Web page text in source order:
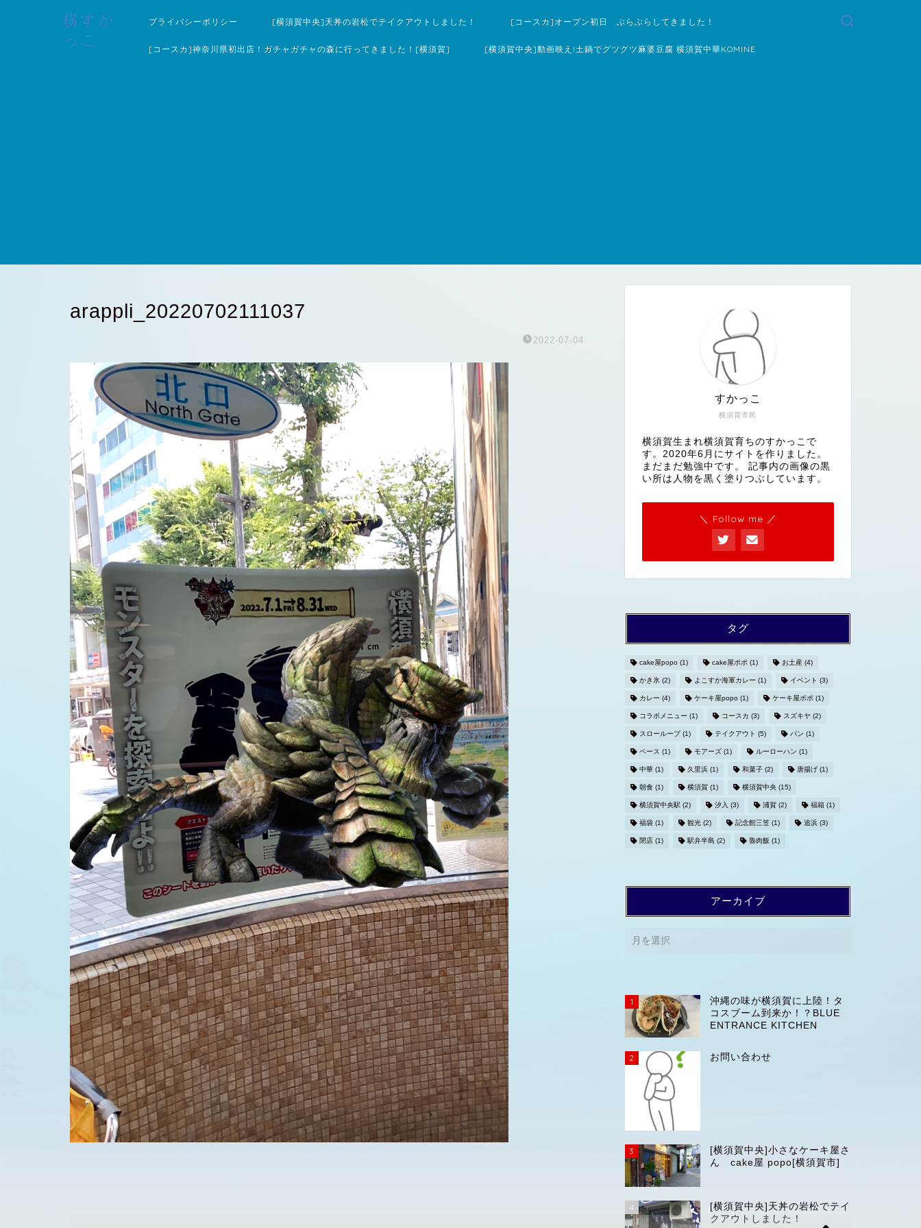
横すか
っこ
プライバシーポリシー [横須賀中央]天丼の岩松でテイクアウトしました！ [コースカ]オープン初日 ぶらぶらしてきました！
[コースカ]神奈川県初出店！ガチャガチャの森に行ってきました！[横須賀] [横須賀中央]動画映え!土鍋でグツグツ麻婆豆腐 横須賀中華KOMINE
arappli_20220702111037
2022-07-04
横須賀市民
すかっこ
横須賀生まれ横須賀育ちのすかっこで
す。2020年6月にサイトを作りました。
まだまだ勉強中です。 記事内の画像の黒
い所は人物を黒く塗りつぶしています。
＼ Follow me ／
タグ
cake屋popo (1) cake屋ポポ (1) お土産(4)
かき氷 (2) よこすか海軍カレー (1) イベント (3)
カレー (4) ケーキ屋popo (1) ケーキ屋ポポ (1)
コラボメニュー (1) コースカ (3) スズキヤ (2)
スローループ(1) テイクアウト (5) パン (1)
ベース (1) モアーズ(1) ルーローハン (1)
中華(1) 久里浜(1) 和菓子(2) 唐揚げ(1)
朝食(1) 横須賀(1) 横須賀中央(15)
横須賀中央駅 (2) 汐入 (3) 浦賀(2) 福箱(1)
福袋(1) 観光(2) 記念館三笠(1) 追浜(3)
閉店(1) 駅弁半島 (2) 魯肉飯 (1)
アーカイブ
1
沖縄の味が横須賀に上陸！タ
コスブーム到来か！？BLUE
ENTRANCE KITCHEN
2 お問い合わせ
3
[横須賀中央]小さなケーキ屋さ
ん cake屋 popo[横須賀市]
4
[横須賀中央]天丼の岩松でテイ
クアウトしました！